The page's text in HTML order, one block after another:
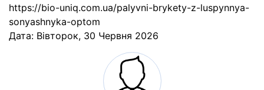
https://bio-uniq.com.ua/palyvni-brykety-z-luspynnya-
sonyashnyka-optom
Дата: Вівторок, 30 Червня 2026